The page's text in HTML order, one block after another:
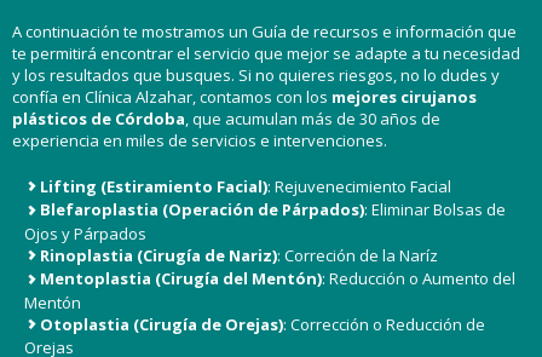
A continuación te mostramos un Guía de recursos e información que
te permitirá encontrar el servicio que mejor se adapte a tu necesidad
y los resultados que busques. Si no quieres riesgos, no lo dudes y
confía en Clínica Alzahar, contamos con los mejores cirujanos
plásticos de Córdoba, que acumulan más de 30 años de
experiencia en miles de servicios e intervenciones.
Lifting (Estiramiento Facial): Rejuvenecimiento Facial
Blefaroplastia (Operación de Párpados): Eliminar Bolsas de
Ojos y Párpados
Rinoplastia (Cirugía de Nariz): Correción de la Naríz
Mentoplastia (Cirugía del Mentón): Reducción o Aumento del
Mentón
Otoplastia (Cirugía de Orejas): Corrección o Reducción de
Orejas